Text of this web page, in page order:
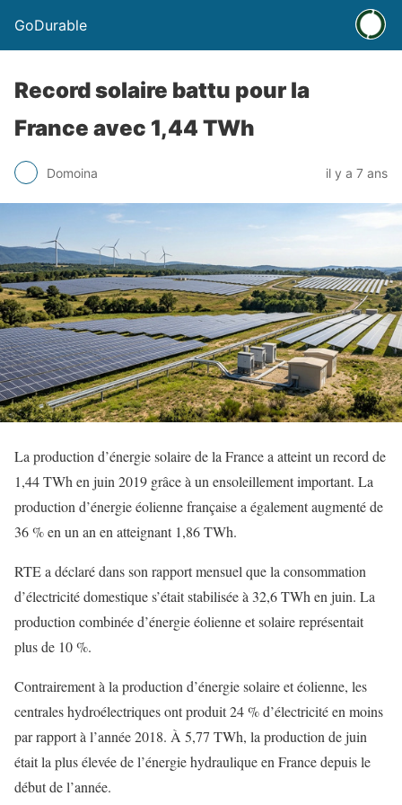
GoDurable
Record solaire battu pour la
France avec 1,44 TWh
Domoina il y a 7 ans
La production d’énergie solaire de la France a atteint un record de
1,44 TWh en juin 2019 grâce à un ensoleillement important. La
production d’énergie éolienne française a également augmenté de
36 % en un an en atteignant 1,86 TWh.
RTE a déclaré dans son rapport mensuel que la consommation
d’électricité domestique s’était stabilisée à 32,6 TWh en juin. La
production combinée d’énergie éolienne et solaire représentait
plus de 10 %.
Contrairement à la production d’énergie solaire et éolienne, les
centrales hydroélectriques ont produit 24 % d’électricité en moins
par rapport à l’année 2018. À 5,77 TWh, la production de juin
était la plus élevée de l’énergie hydraulique en France depuis le
début de l’année.